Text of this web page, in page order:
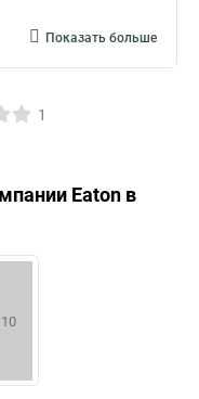
Показать больше
1
Eaton в